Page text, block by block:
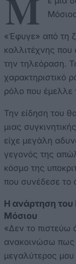
«Έφυγε» από τη
καλλιτέχνης που
την τηλεόραση.
χαρακτηριστικό
ρόλο που έμελλε
Την είδηση του
μιας
είχε μεγάλη
γεγονός της
κόσμο της
που συνέδεσε το
Η ανάρτηση του
Μόσιου
«Δεν το πιστεύω
ανακοινώσω
μεγαλύτερος μου